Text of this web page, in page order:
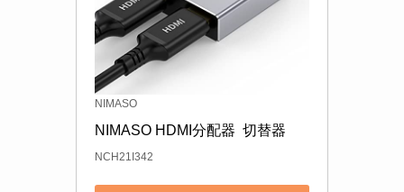
NIMASO
NIMASO HDMI分配器  切替器
NCH21I342